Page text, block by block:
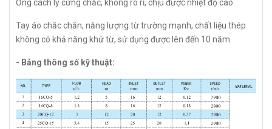
Ống cách ly cứng chắc, không rò rỉ, chịu được nhiệt độ cao
Tay áo chắc chắn, năng lượng từ trường mạnh, chất liệu thép
không có khả năng khử từ, sử dụng được lên đến 10 năm.
- Bảng thông số kỹ thuật: